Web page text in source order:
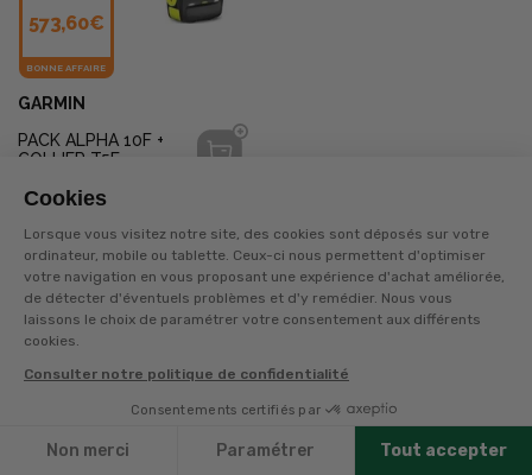
Cookies
Lorsque vous visitez notre site, des cookies sont déposés sur votre
ordinateur, mobile ou tablette. Ceux-ci nous permettent d'optimiser
votre navigation en vous proposant une expérience d'achat améliorée,
de détecter d'éventuels problèmes et d'y remédier. Nous vous
laissons le choix de paramétrer votre consentement aux différents
cookies.
Consulter notre politique de confidentialité
Consentements certifiés par
Non merci Paramétrer Tout accepter
Filtres
573,60€
BONNE AFFAIRE
GARMIN
PACK ALPHA 10F +
COLLIER T5F
Épuisé en livraison
1
colliers de repérage et de localisation GPS.
Spécialement conçus pour les chiens d'arrêt et les
chiens courants, ces dispositifs vous permettent de